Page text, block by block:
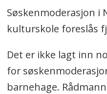
Søskenmoderasjon i
kulturskole foreslås
Det er ikke lagt inn
for
barnehage.